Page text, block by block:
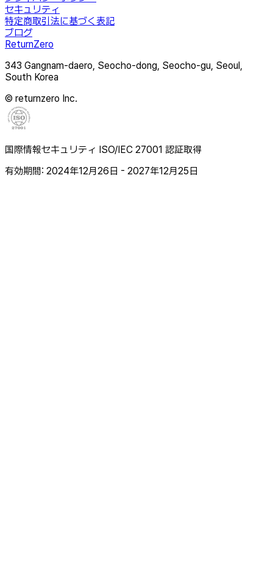
セキュリティ
特定商取引法に基づく表記
ブログ
ReturnZero
343 Gangnam-daero, Seocho-dong, Seocho-gu, Seoul,
South Korea
© returnzero Inc.
国際情報セキュリティ ISO/IEC 27001 認証取得
有効期間: 2024年12月26日 - 2027年12月25日